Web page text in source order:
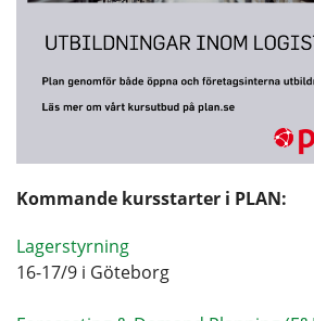
Kommande kursstarter i PLAN:
Lagerstyrning
16-17/9 i Göteborg